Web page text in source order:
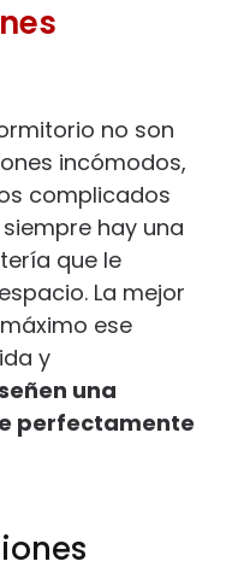
no son
incómodos,
complicados
hay una
que le
La mejor
ese
y
una
perfectamente